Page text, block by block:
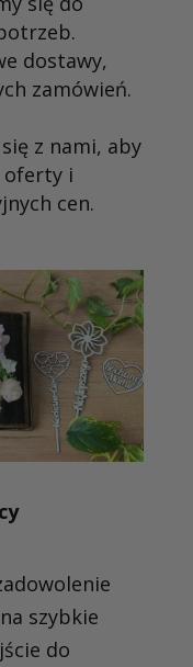
dostawy,
zamówień.
z nami, aby
oferty i
cen.
szybkie
do